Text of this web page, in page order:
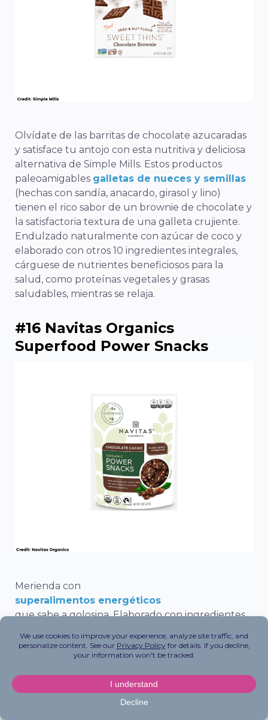
Olvídate de las barritas de chocolate azucaradas
y satisface tu antojo con esta nutritiva y deliciosa
alternativa de Simple Mills. Estos productos
paleoamigables galletas de nueces y semillas
(hechas con sandía, anacardo, girasol y lino)
tienen el rico sabor de un brownie de chocolate y
la satisfactoria textura de una galleta crujiente.
Endulzado naturalmente con azúcar de coco y
elaborado con otros 10 ingredientes integrales,
cárguese de nutrientes beneficiosos para la
salud, como proteínas vegetales y grasas
saludables, mientras se relaja.
#16 Navitas Organics
Superfood Power Snacks
Merienda con
superalimentos energéticos
que sabe a golosina. Elaborado con ingredientes
calabaza repletas de proteínas y una mezcla de
superalimentos como maca en polvo, bayas de
goji, semillas de chía y lúcuma para obtener un
tentempié nutritivo que parece un postre. ¿Por
qué conformarse con dulces azucarados cuando